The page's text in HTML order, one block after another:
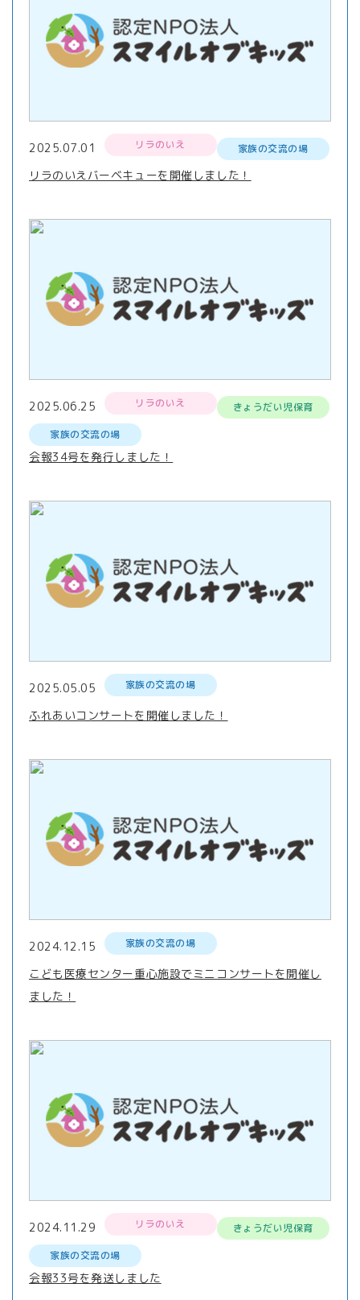
2025.07.01 リラのいえ 家族の交流の場
リラのいえバーベキューを開催しました！
2025.06.25 リラのいえ
きょうだい児保育
家族の交流の場
会報34号を発行しました！
2025.05.05 家族の交流の場
ふれあいコンサートを開催しました！
2024.12.15 家族の交流の場
こども医療センター重心施設でミニコンサートを開催し
ました！
2024.11.29 リラのいえ
きょうだい児保育
家族の交流の場
会報33号を発送しました